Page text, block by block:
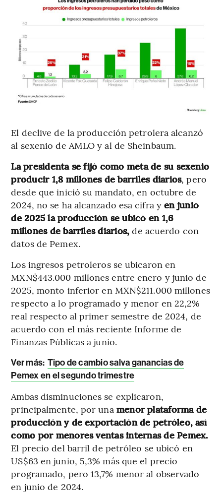
El declive de la producción petrolera alcanzó
al sexenio de AMLO y al de Sheinbaum.
La presidenta se fijó como meta de su sexenio
producir 1,8 millones de barriles diarios, pero
desde que inició su mandato, en octubre de
2024, no se ha alcanzado esa cifra yen junio
de 2025 la producción se ubicó en 1,6
millones de barriles diarios, de acuerdo con
datos de Pemex.
Los ingresos petroleros se ubicaron en
MXN$443.000 millones entre enero y junio de
2025, monto inferior en MXN$211.000 millones
respecto a lo programado y menor en 22,2%
real respecto al primer semestre de 2024, de
acuerdo con el más reciente Informe de
Finanzas Públicas a junio.
Ver más: Tipo de cambio salva ganancias de
Pemex en el segundo trimestre
Ambas disminuciones se explicaron,
principalmente, por una menor plataforma de
producción y de exportación de petróleo, así
como por menores ventas internas de Pemex.
El precio del barril de petróleo se ubicó en
US$63 en junio, 5,3% más que el precio
programado, pero 13,7% menor al observado
en junio de 2024.